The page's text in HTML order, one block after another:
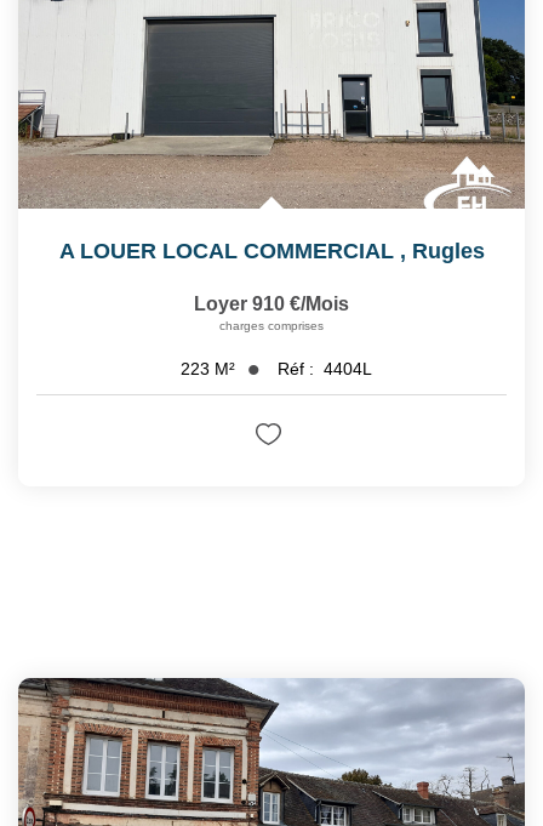
A LOUER LOCAL COMMERCIAL , Rugles
Loyer 910 €/mois
charges comprises
223 M² Réf : 4404L